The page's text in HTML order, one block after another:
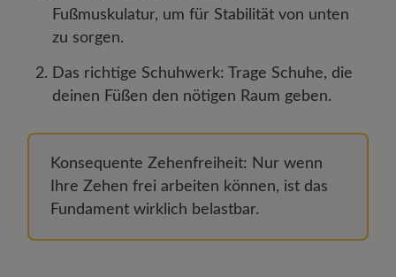
Fußmuskulatur, um für Stabilität von unten
zu sorgen.
Das richtige Schuhwerk: Trage Schuhe, die
deinen Füßen den nötigen Raum geben.
Konsequente Zehenfreiheit: Nur wenn
Ihre Zehen frei arbeiten können, ist das
Fundament wirklich belastbar.